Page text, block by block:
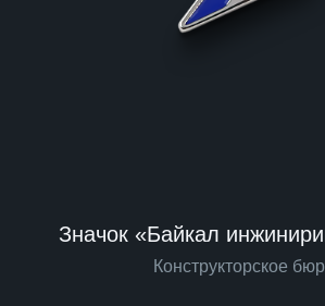
Значок «Байкал
Конструкторское